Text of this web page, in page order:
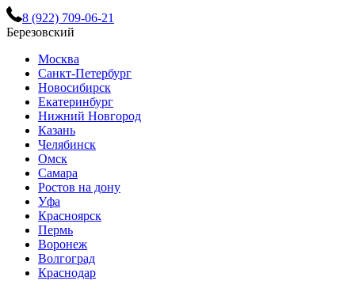
8 (922) 709-06-21
Березовский
Москва
Санкт-Петербург
Новосибирск
Екатеринбург
Нижний Новгород
Казань
Челябинск
Омск
Самара
Ростов на дону
Уфа
Красноярск
Пермь
Воронеж
Волгоград
Краснодар